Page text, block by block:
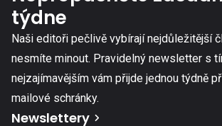
týdne
Naši editoři pečlivě vybírají nejdůležitější
nesmíte minout. Pravidelný newsletter s
nejzajímavějším vám přijde jednou týdně
mailové schránky.
Newslettery